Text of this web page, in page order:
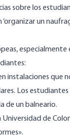
sobre los
un
especialmente
instalaciones que
Los
de un balneario.
de